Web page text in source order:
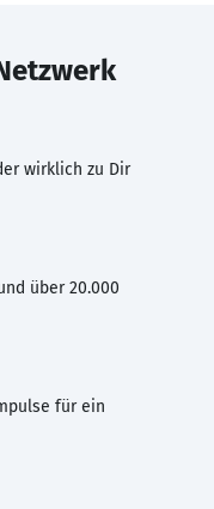
wirklich zu Dir
über 20.000
für ein